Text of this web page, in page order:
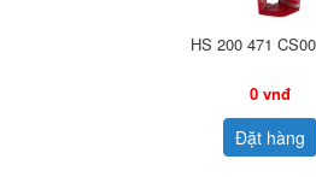
HS 200 471
0 vnđ
Đặt hàng